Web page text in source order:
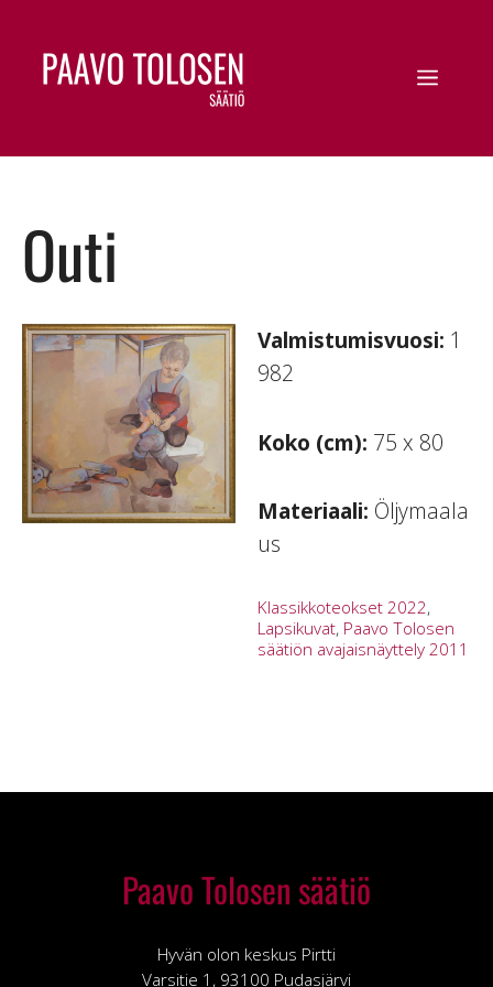
Outi
Valmistumisvuosi: 1
982
Koko (cm): 75 x 80
Materiaali: Öljymaala
us
Klassikkoteokset 2022,
Lapsikuvat, Paavo Tolosen
säätiön avajaisnäyttely 2011
Paavo Tolosen säätiö
Hyvän olon keskus Pirtti
Varsitie 1, 93100 Pudasjärvi